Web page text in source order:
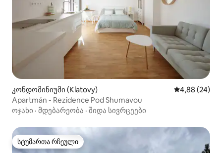
კონდომინიუმი (Klatovy) საშუალო
4,88 (24)
Apartmán - Rezidence Pod Shumavou
ოჯახი · მდებარეობა · შიდა სივრცეები
სტუმართა რჩეული
სტუმართა რჩეული